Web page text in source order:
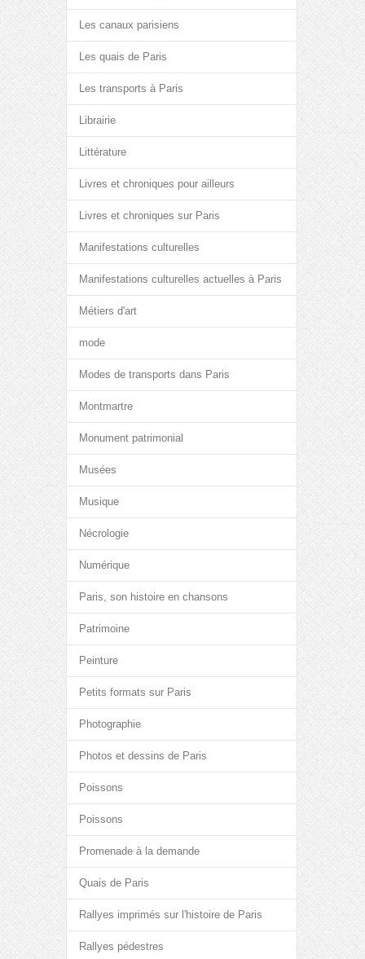
Les canaux parisiens
Les quais de Paris
Les transports à Paris
Librairie
Littérature
Livres et chroniques pour ailleurs
Livres et chroniques sur Paris
Manifestations culturelles
Manifestations culturelles actuelles à Paris
Métiers d'art
mode
Modes de transports dans Paris
Montmartre
Monument patrimonial
Musées
Musique
Nécrologie
Numérique
Paris, son histoire en chansons
Patrimoine
Peinture
Petits formats sur Paris
Photographie
Photos et dessins de Paris
Poissons
Poissons
Promenade à la demande
Quais de Paris
Rallyes imprimés sur l'histoire de Paris
Rallyes pédestres